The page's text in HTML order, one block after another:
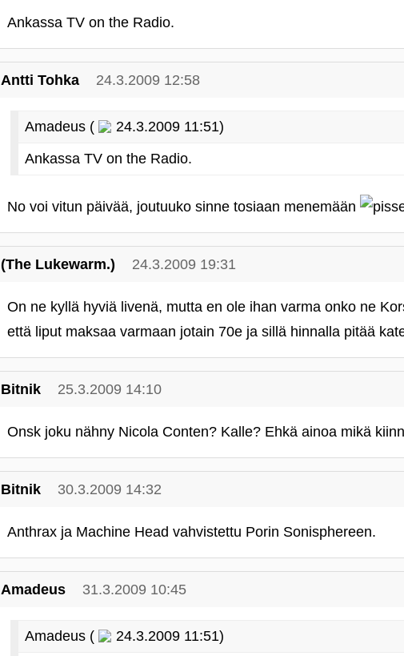
Ankassa TV on the Radio.
Antti Tohka 24.3.2009 12:58
Amadeus (
24.3.2009 11:51)
Ankassa TV on the Radio.
No voi vitun päivää, joutuuko sinne tosiaan menemään
(The Lukewarm.) 24.3.2009 19:31
On ne kyllä hyviä livenä, mutta en ole ihan varma onko ne
että liput maksaa varmaan jotain 70e ja sillä hinnalla pitää
Bitnik 25.3.2009 14:10
Onsk joku nähny Nicola Conten? Kalle? Ehkä ainoa mikä
Bitnik 30.3.2009 14:32
Anthrax ja Machine Head vahvistettu Porin Sonisphereen.
Amadeus 31.3.2009 10:45
Amadeus (
24.3.2009 11:51)